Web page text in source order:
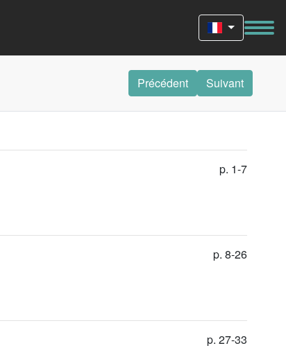
Précédent Suivant
p. 1-7
p. 8-26
p. 27-33